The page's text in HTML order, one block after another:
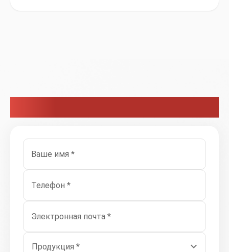
Ваше имя *
Телефон *
Электронная почта *
Продукция *